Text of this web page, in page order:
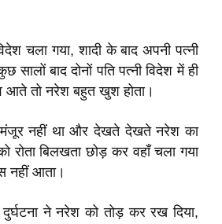
चला गया, शादी के बाद अपनी पत्नी
सालों बाद दोनों पति पत्नी विदेश में ही
आते तो नरेश बहुत खुश होता।
मंजूर नहीं था और देखते देखते नरेश का
रोता बिलखता छोड़ कर वहाँ चला गया
नहीं आता।
ने नरेश को तोड़ कर रख दिया,